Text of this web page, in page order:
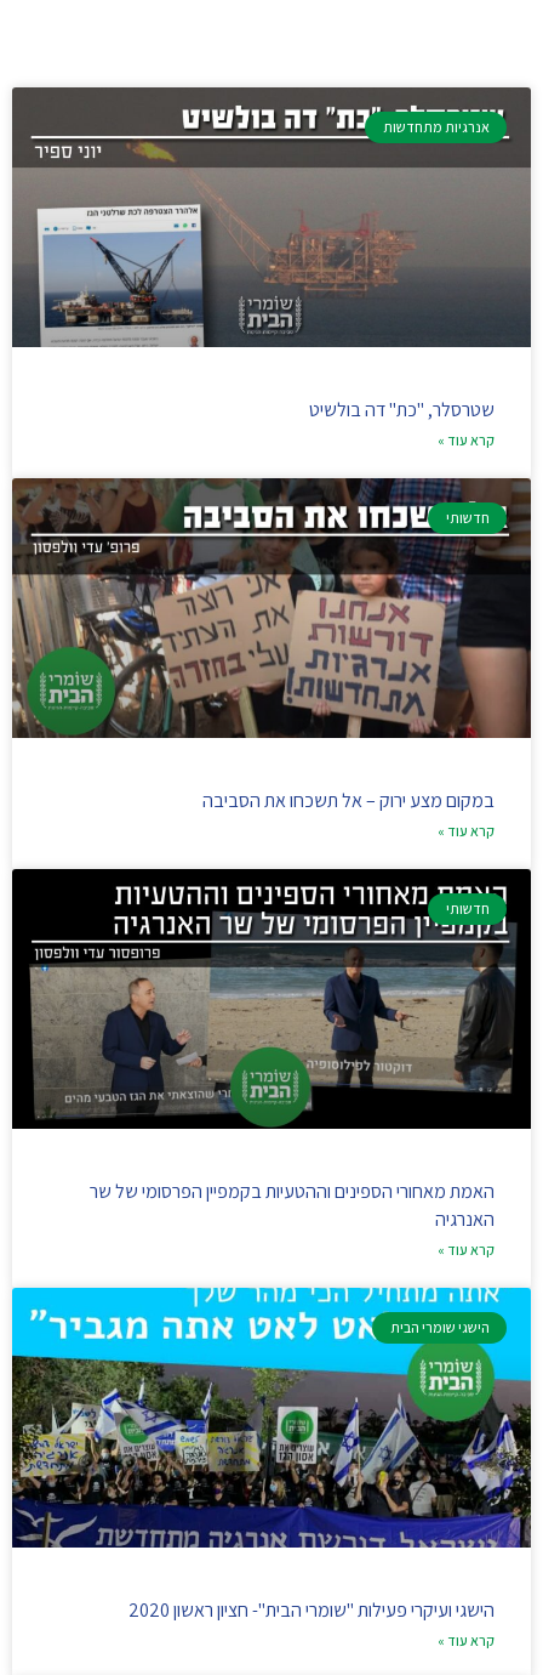
אנרגיות מתחדשות
שטרסלר, "כת" דה בולשיט
קרא עוד »
חדשותי
במקום מצע ירוק – אל תשכחו את הסביבה
קרא עוד »
חדשותי
האמת מאחורי הספינים וההטעיות בקמפיין הפרסומי של שר
האנרגיה
קרא עוד »
הישגי שומרי הבית
הישגי ועיקרי פעילות "שומרי הבית"- חציון ראשון 2020
קרא עוד »